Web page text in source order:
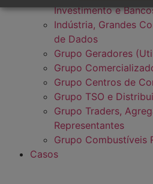
Investimento e
Indústria, Grandes
de Dados
Grupo Geradores
Grupo
Grupo Centros de
Grupo TSO e
Grupo Traders,
Representantes
Grupo Combustíveis
Casos